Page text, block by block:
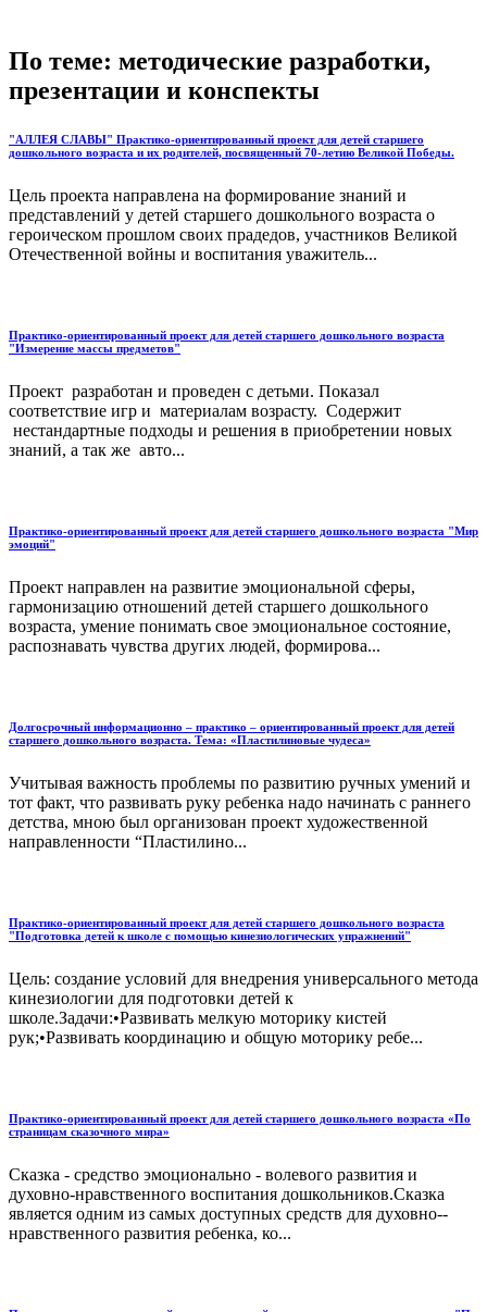
По теме: методические разработки,
презентации и конспекты
"АЛЛЕЯ СЛАВЫ" Практико-ориентированный проект для детей старшего
дошкольного возраста и их родителей, посвященный 70-летию Великой Победы.
Цель проекта направлена на формирование знаний и
представлений у детей старшего дошкольного возраста о
героическом прошлом своих прадедов, участников Великой
Отечественной войны и воспитания уважитель...
Практико-ориентированный проект для детей старшего дошкольного возраста
"Измерение массы предметов"
Проект разработан и проведен с детьми. Показал
соответствие игр и материалам возрасту. Содержит
нестандартные подходы и решения в приобретении новых
знаний, а так же авто...
Практико-ориентированный проект для детей старшего дошкольного возраста "Мир
эмоций"
Проект направлен на развитие эмоциональной сферы,
гармонизацию отношений детей старшего дошкольного
возраста, умение понимать свое эмоциональное состояние,
распознавать чувства других людей, формирова...
Долгосрочный информационно – практико – ориентированный проект для детей
старшего дошкольного возраста. Тема: «Пластилиновые чудеса»
Учитывая важность проблемы по развитию ручных умений и
тот факт, что развивать руку ребенка надо начинать с раннего
детства, мною был организован проект художественной
направленности “Пластилино...
Практико-ориентированный проект для детей старшего дошкольного возраста
"Подготовка детей к школе с помощью кинезиологических упражнений"
Цель: создание условий для внедрения универсального метода
кинезиологии для подготовки детей к
школе.Задачи:•Развивать мелкую моторику кистей
рук;•Развивать координацию и общую моторику ребе...
Практико-ориентированный проект для детей старшего дошкольного возраста «По
страницам сказочного мира»
Сказка - средство эмоционально - волевого развития и
духовно-нравственного воспитания дошкольников.Сказка
является одним из самых доступных средств для духовно-­
нравственного развития ребенка, ко...